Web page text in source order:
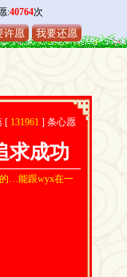
:40764次
许愿 我要还愿
[ 131961 ] 条心愿
求成功
能跟wyx在一